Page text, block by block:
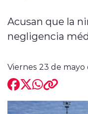
Entrevistas
modo
Acusan que la
negligencia
Viernes 23 de mayo